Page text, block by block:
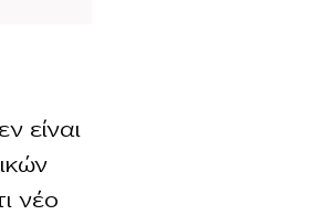
είναι
νέο